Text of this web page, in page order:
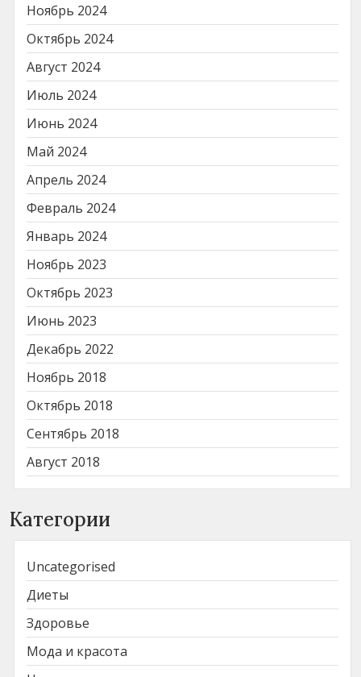
Ноябрь 2024
Октябрь 2024
Август 2024
Июль 2024
Июнь 2024
Май 2024
Апрель 2024
Февраль 2024
Январь 2024
Ноябрь 2023
Октябрь 2023
Июнь 2023
Декабрь 2022
Ноябрь 2018
Октябрь 2018
Сентябрь 2018
Август 2018
Категории
Uncategorised
Диеты
Здоровье
Мода и красота